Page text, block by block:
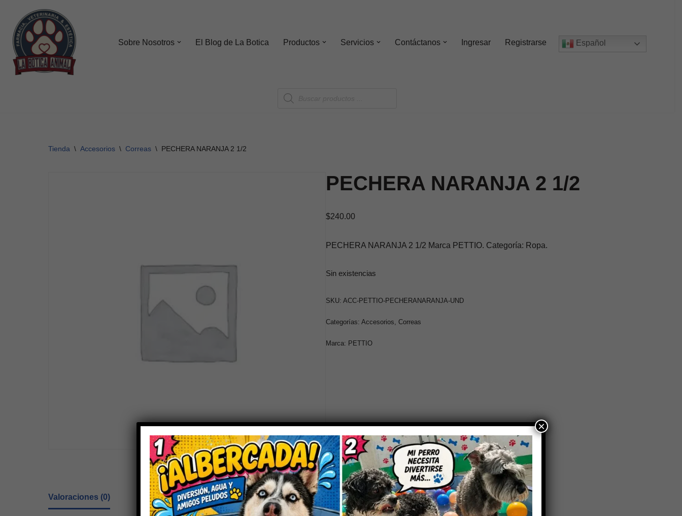
Saltar
contenido
Sobre Nosotros El Blog de La Botica Productos Servicios Contáctanos Ingresar Registrarse Español
Tienda \ Accesorios \ Correas \ PECHERA NARANJA 2 1/2
PECHERA NARANJA 2 1/2
$240.00
PECHERA NARANJA 2 1/2 Marca PETTIO. Categoría: Ropa.
Sin existencias
SKU: ACC-PETTIO-PECHERANARANJA-UND
Categorías: Accesorios Correas
Marca: PETTIO
Valoraciones (0)
×